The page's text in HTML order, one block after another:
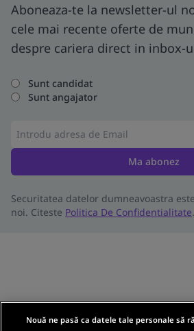
Aboneaza-te la newsletter-ul
cele mai recente oferte de
despre cariera direct in inbox-
Sunt candidat
Sunt angajator
Ma abonez
Securitatea datelor dumneavoastra
noi. Citeste Politica De Confidentialitate.
Nouă ne pasă ca datele tale personale să